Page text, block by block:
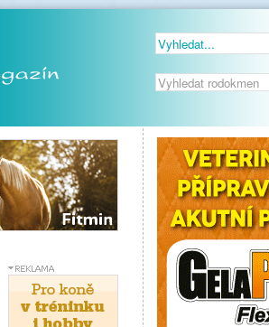
Vyhledávání...